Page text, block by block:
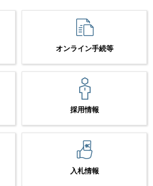
オンライン手続等
採用情報
入札情報